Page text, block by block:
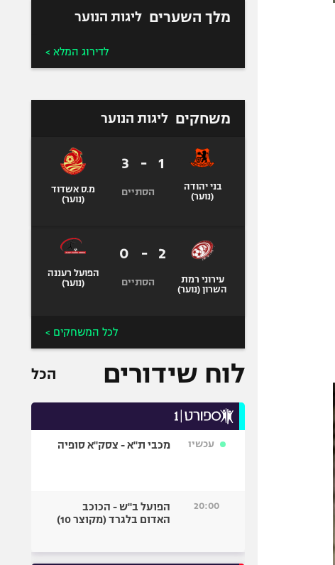
מלך השערים ליגות הנוער
לדירוג המלא >
משחקים ליגות הנוער
בני יהודה
(נוער)
1
-
3
הסתיים
מ.ס אשדוד
(נוער)
עירוני רמת
השרון (נוער)
2
-
0
הסתיים
הפועל רעננה
(נוער)
לכל המשחקים >
לוח שידורים הכל
עכשיו מכבי ת"א - צסק"א סופיה
20:00
הפועל ב"ש - הכוכב
האדום בלגרד (מקוצר 10)